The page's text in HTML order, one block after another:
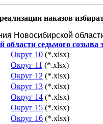
наказов
Новосибирской
седьмого созыва
Округ 10 (*.xlsx)
Округ 11 (*.xlsx)
Округ 12 (*.xlsx)
Округ 13 (*.xlsx)
Округ 14 (*.xlsx)
Округ 15 (*.xlsx)
Округ 16 (*.xlsx)